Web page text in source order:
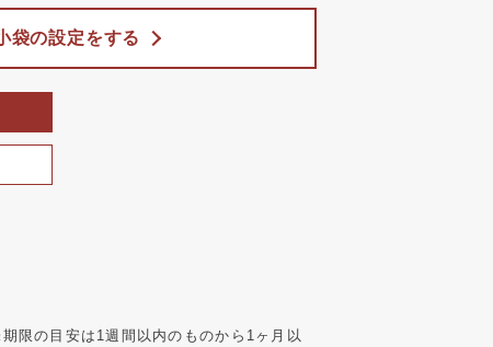
袋の設定をする
限の目安は1週間以内のものから1ヶ月以